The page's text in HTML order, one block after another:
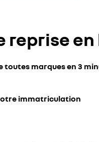
reprise
toutes marques en 3
immatriculation